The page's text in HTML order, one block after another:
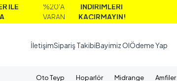
%20'A
VARAN
İNDİRİMLERİ
KAÇIRMAYIN!
İletişimSipariş TakibiBayimiz OlÖdeme Yap
Oto Teyp Hoparlör Midrange Amfiler